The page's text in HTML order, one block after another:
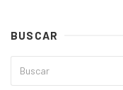
BUSCAR